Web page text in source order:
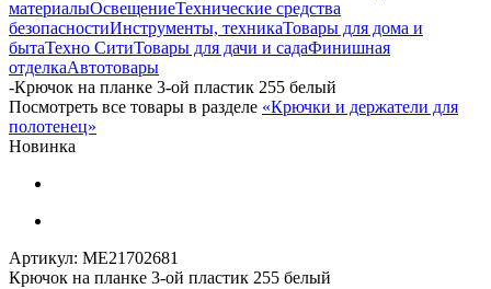
материалыОсвещениеТехнические средства
безопасностиИнструменты, техникаТовары для дома и
бытаТехно СитиТовары для дачи и садаФинишная
отделкаАвтотовары
-Крючок на планке 3-ой пластик 255 белый
Посмотреть все товары в разделе «Крючки и держатели для
полотенец»
Новинка
Артикул: МЕ21702681
Крючок на планке 3-ой пластик 255 белый